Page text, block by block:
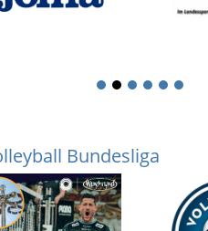
1 2 3 4 5 6
Bundesliga